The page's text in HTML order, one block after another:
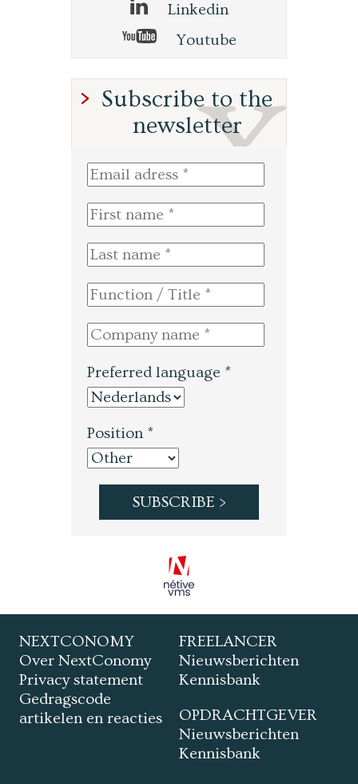
Linkedin
Youtube
Subscribe to the
newsletter
Preferred language *
Position *
NEXTCONOMY
Over NextConomy
Privacy statement
Gedragscode
artikelen en reacties
FREELANCER
Nieuwsberichten
Kennisbank
OPDRACHTGEVER
Nieuwsberichten
Kennisbank